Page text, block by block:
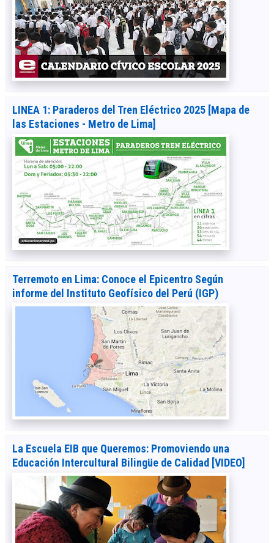
LINEA 1: Paraderos del Tren Eléctrico 2025 [Mapa de
las Estaciones - Metro de Lima]
Terremoto en Lima: Conoce el Epicentro Según
informe del Instituto Geofísico del Perú (IGP)
La Escuela EIB que Queremos: Promoviendo una
Educación Intercultural Bilingüe de Calidad [VIDEO]